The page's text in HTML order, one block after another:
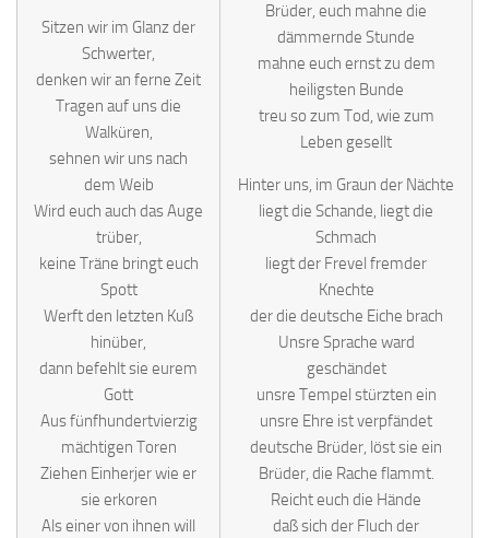
Sitzen wir im Glanz der
Schwerter,
denken wir an ferne Zeit
Tragen auf uns die
Walküren,
sehnen wir uns nach
dem Weib
Wird euch auch das Auge
trüber,
keine Träne bringt euch
Spott
Werft den letzten Kuß
hinüber,
dann befehlt sie eurem
Gott
Aus fünfhundertvierzig
mächtigen Toren
Ziehen Einherjer wie er
sie erkoren
Als einer von ihnen will
Brüder, euch mahne die
dämmernde Stunde
mahne euch ernst zu dem
heiligsten Bunde
treu so zum Tod, wie zum
Leben gesellt
Hinter uns, im Graun der Nächte
liegt die Schande, liegt die
Schmach
liegt der Frevel fremder
Knechte
der die deutsche Eiche brach
Unsre Sprache ward
geschändet
unsre Tempel stürzten ein
unsre Ehre ist verpfändet
deutsche Brüder, löst sie ein
Brüder, die Rache flammt.
Reicht euch die Hände
daß sich der Fluch der